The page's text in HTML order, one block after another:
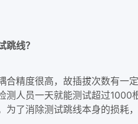
跳线？
合精度很高，故插拔次数有一
测人员一天就能测试超过
为了消除测试跳线本身的损耗